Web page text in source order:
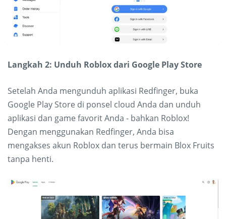
Langkah 2: Unduh Roblox dari Google Play Store
Setelah Anda mengunduh aplikasi Redfinger, buka
Google Play Store di ponsel cloud Anda dan unduh
aplikasi dan game favorit Anda - bahkan Roblox!
Dengan menggunakan Redfinger, Anda bisa
mengakses akun Roblox dan terus bermain Blox Fruits
tanpa henti.